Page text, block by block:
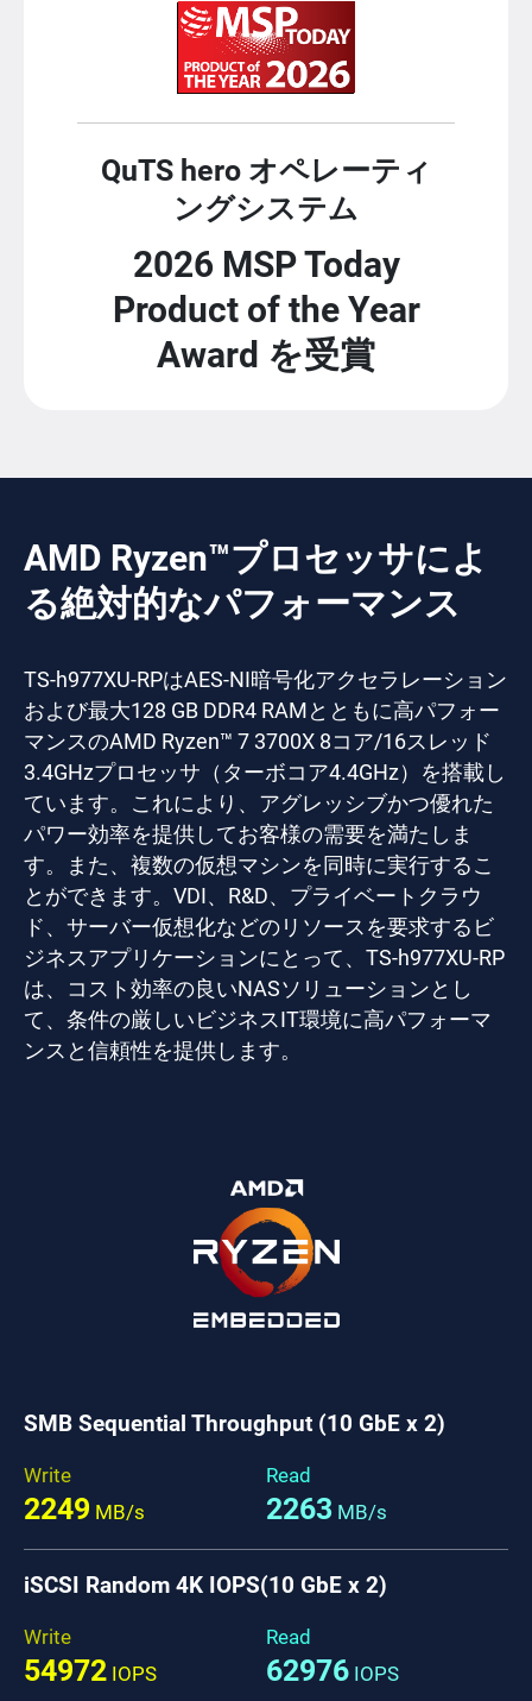
QuTS hero オペレーティ
ングシステム
2026 MSP Today
Product of the Year
Award を受賞
AMD Ryzen™プロセッサによ
る絶対的なパフォーマンス
TS-h977XU-RPはAES-NI暗号化アクセラレーション
および最大128 GB DDR4 RAMとともに高パフォー
マンスのAMD Ryzen™ 7 3700X 8コア/16スレッド
3.4GHzプロセッサ（ターボコア4.4GHz）を搭載し
ています。これにより、アグレッシブかつ優れた
パワー効率を提供してお客様の需要を満たしま
す。また、複数の仮想マシンを同時に実行するこ
とができます。VDI、R&D、プライベートクラウ
ド、サーバー仮想化などのリソースを要求するビ
ジネスアプリケーションにとって、TS-h977XU-RP
は、コスト効率の良いNASソリューションとし
て、条件の厳しいビジネスIT環境に高パフォーマ
ンスと信頼性を提供します。
SMB Sequential Throughput (10 GbE x 2)
Write
2249 MB/s
Read
2263 MB/s
iSCSI Random 4K IOPS(10 GbE x 2)
Write
54972 IOPS
Read
62976 IOPS